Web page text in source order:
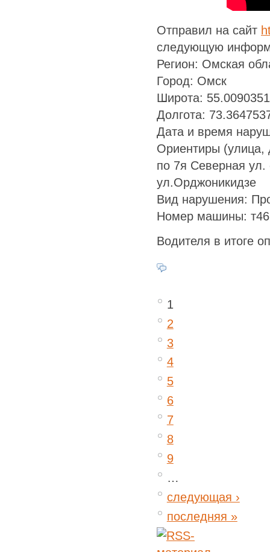
Отправил на сайт
следующую
Регион: Омская
Город: Омск
Широта:
Долгота:
Дата и время
Ориентиры (улица,
по 7я Северная ул.
ул.Орджоникидзе
Вид нарушения:
Номер машины:
Водителя в итоге
1
2
3
4
5
6
7
8
9
…
следующая ›
последняя »